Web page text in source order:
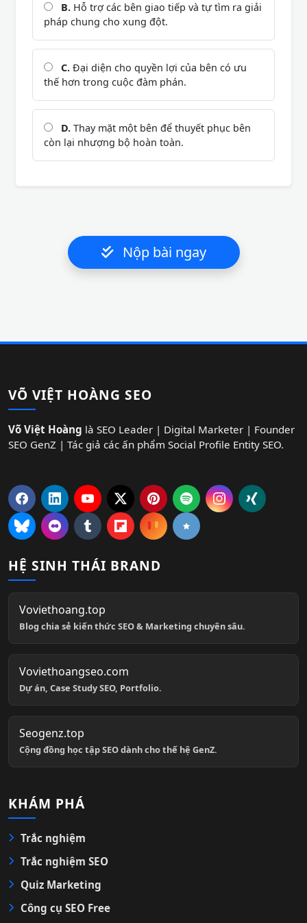
B. Hỗ trợ các bên giao tiếp và tự tìm ra giải
pháp chung cho xung đột.
C. Đại diện cho quyền lợi của bên có ưu
thế hơn trong cuộc đàm phán.
D. Thay mặt một bên để thuyết phục bên
còn lại nhượng bộ hoàn toàn.
Nộp bài ngay
VÕ VIỆT HOÀNG SEO
Võ Việt Hoàng là SEO Leader | Digital Marketer | Founder
SEO GenZ | Tác giả các ấn phẩm Social Profile Entity SEO.
HỆ SINH THÁI BRAND
Voviethoang.top
Blog chia sẻ kiến thức SEO & Marketing chuyên sâu.
Voviethoangseo.com
Dự án, Case Study SEO, Portfolio.
Seogenz.top
Cộng đồng học tập SEO dành cho thế hệ GenZ.
KHÁM PHÁ
Trắc nghiệm
Trắc nghiệm SEO
Quiz Marketing
Công cụ SEO Free